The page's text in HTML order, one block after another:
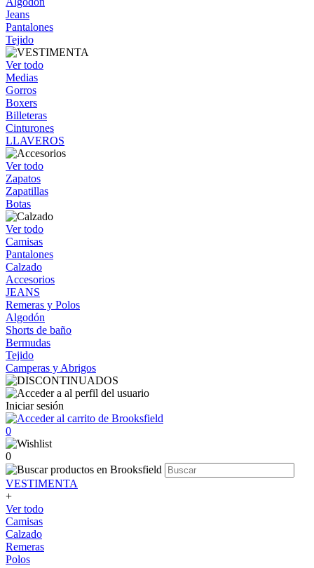
Jeans
Pantalones
Tejido
Ver todo
Medias
Gorros
Boxers
Billeteras
Cinturones
LLAVEROS
Ver todo
Zapatos
Zapatillas
Botas
Ver todo
Camisas
Pantalones
Calzado
Accesorios
JEANS
Remeras y Polos
Algodón
Shorts de baño
Bermudas
Tejido
Camperas y Abrigos
Iniciar sesión
0
0
VESTIMENTA
+
Ver todo
Camisas
Calzado
Remeras
Polos